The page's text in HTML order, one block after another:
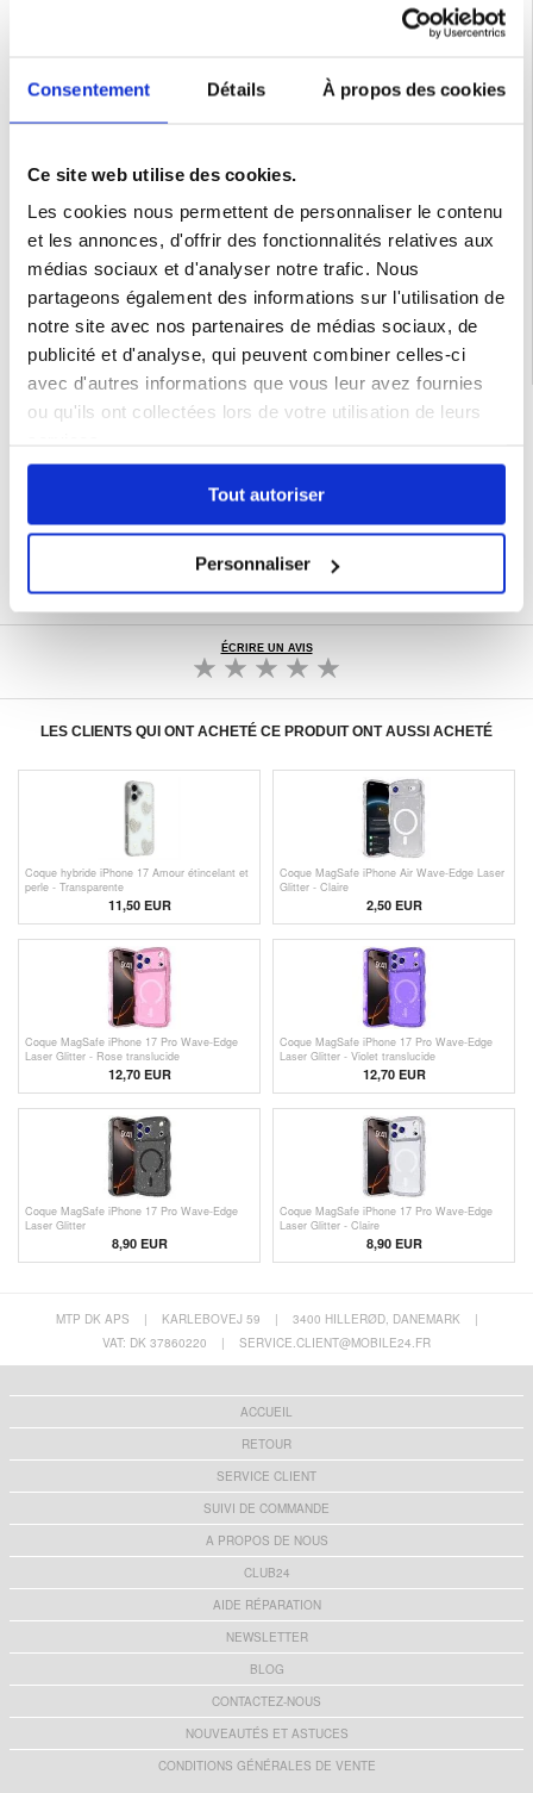
Consentement Détails À propos des cookies
Ce site web utilise des cookies.
Les cookies nous permettent de personnaliser le contenu
et les annonces, d'offrir des fonctionnalités relatives aux
médias sociaux et d'analyser notre trafic. Nous
partageons également des informations sur l'utilisation de
notre site avec nos partenaires de médias sociaux, de
publicité et d'analyse, qui peuvent combiner celles-ci
avec d'autres informations que vous leur avez fournies
ou qu'ils ont collectées lors de votre utilisation de leurs
Tout autoriser
Personnaliser
- Le protecteur d'écran n'affecte pas la luminosité et la sensibilité tactile
- Il convient parfaitement à votre Huawei Watch GT 6 - Installation rapide et
- Le boîtier est en plastique durable avec un protecteur d'écran en verre trempé
EAN: 5714122574695
Catégories associées:Accessoires Bluetooth,Montre connectée,
pour montres connectées
LIVRAISON RAPIDE
POLITIQUE DE RETOUR DE 30 JOURS
PLUS DE 8 000 000 DE CLIENTS
ÉCRIRE UN AVIS
LES CLIENTS QUI ONT ACHETÉ CE PRODUIT ONT AUSSI ACHETÉ
Coque hybride iPhone 17 Amour étincelant et
perle - Transparente
11,50 EUR
Coque MagSafe iPhone Air Wave-Edge Laser
Glitter - Claire
2,50EUR
Coque MagSafe iPhone 17 Pro Wave-Edge
Laser Glitter - Rose translucide
12,70 EUR
Coque MagSafe iPhone 17 Pro Wave-Edge
Laser Glitter - Violet translucide
12,70 EUR
Coque MagSafe iPhone 17 Pro Wave-Edge
Laser Glitter
8,90EUR
Coque MagSafe iPhone 17 Pro Wave-Edge
Laser Glitter - Claire
8,90EUR
MTP DK APS | KARLEBOVEJ 59 | 3400 HILLERØD, DANEMARK
|
VAT: DK 37860220
| SERVICE.CLIENT@MOBILE24.FR
ACCUEIL
RETOUR
SERVICE CLIENT
SUIVI DE COMMANDE
A PROPOS DE NOUS
CLUB24
AIDE RÉPARATION
NEWSLETTER
BLOG
CONTACTEZ-NOUS
NOUVEAUTÉS ET ASTUCES
CONDITIONS GÉNÉRALES DE VENTE